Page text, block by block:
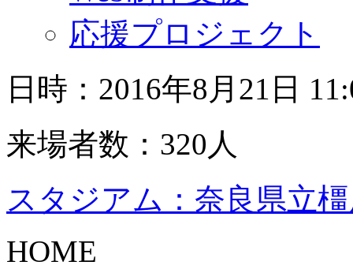
応援プロジェクト
日時：2016年8月21日
来場者数：320人
スタジアム：奈良県立
HOME